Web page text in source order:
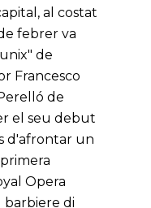
al costat
febrer va
de
Francesco
de
el seu debut
d'afrontar un
Opera
barbiere di